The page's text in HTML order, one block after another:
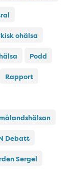
ohälsa
Podd
Rapport
Debatt
Sergel